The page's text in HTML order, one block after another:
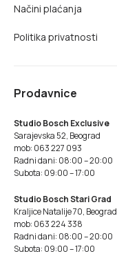
Načini plaćanja
Politika privatnosti
Prodavnice
Studio Bosch Exclusive
Sarajevska 52, Beograd
mob: 063 227 093
Radni dani: 08:00 – 20:00
Subota: 09:00 – 17:00
Studio Bosch Stari Grad
Kraljice Natalije 70, Beograd
mob: 063 224 338
Radni dani: 08:00 – 20:00
Subota: 09:00 – 17:00